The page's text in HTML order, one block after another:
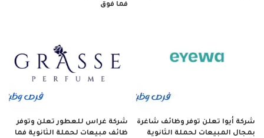
فما فوق
شركة أيوا تعلن توفر وظائف شاغرة
بمجال المبيعات لحملة الثانوية
شركة غراس للعطور تعلن وتوفر
ظائف مبيعات لحملة الثانوية فما